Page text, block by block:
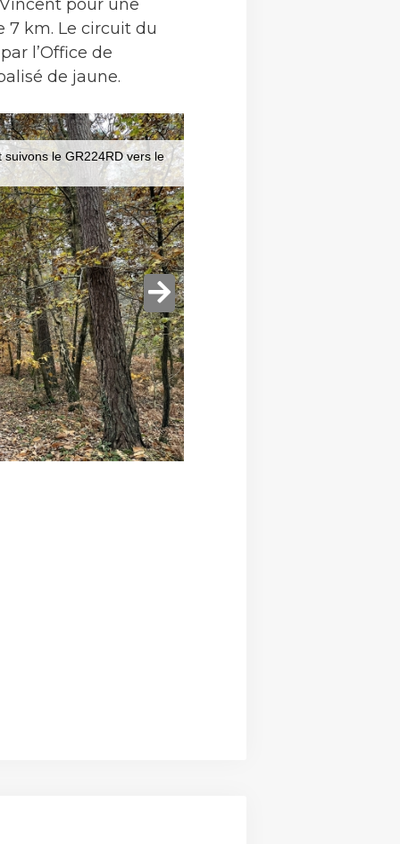
pour une
7 km. Le circuit du
l’Office de
de jaune.